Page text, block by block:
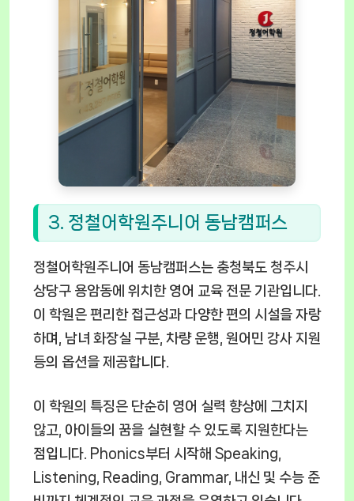
3. 정철어학원주니어 동남캠퍼스
정철어학원주니어 동남캠퍼스는 충청북도 청주시
상당구 용암동에 위치한 영어 교육 전문 기관입니다.
이 학원은 편리한 접근성과 다양한 편의 시설을 자랑
하며, 남녀 화장실 구분, 차량 운행, 원어민 강사 지원
등의 옵션을 제공합니다.
이 학원의 특징은 단순히 영어 실력 향상에 그치지
않고, 아이들의 꿈을 실현할 수 있도록 지원한다는
점입니다. Phonics부터 시작해 Speaking,
Listening, Reading, Grammar, 내신 및 수능 준